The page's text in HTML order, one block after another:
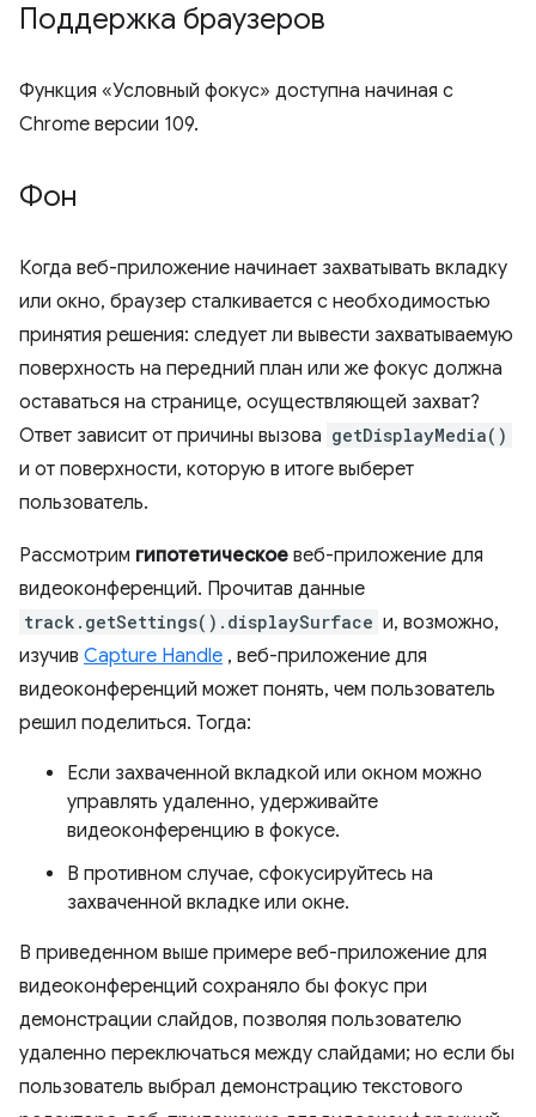
Поддержка браузеров
Функция «Условный фокус» доступна начиная с
Chrome версии 109.
Фон
Когда веб-приложение начинает захватывать вкладку
или окно, браузер сталкивается с необходимостью
принятия решения: следует ли вывести захватываемую
поверхность на передний план или же фокус должна
оставаться на странице, осуществляющей захват?
Ответ зависит от причины вызова getDisplayMedia()
и от поверхности, которую в итоге выберет
пользователь.
Рассмотрим гипотетическое веб-приложение для
видеоконференций. Прочитав данные
track.getSettings().displaySurface и, возможно,
изучив Capture Handle , веб-приложение для
видеоконференций может понять, чем пользователь
решил поделиться. Тогда:
Если захваченной вкладкой или окном можно
управлять удаленно, удерживайте
видеоконференцию в фокусе.
В противном случае, сфокусируйтесь на
захваченной вкладке или окне.
В приведенном выше примере веб-приложение для
видеоконференций сохраняло бы фокус при
демонстрации слайдов, позволяя пользователю
удаленно переключаться между слайдами; но если бы
пользователь выбрал демонстрацию текстового